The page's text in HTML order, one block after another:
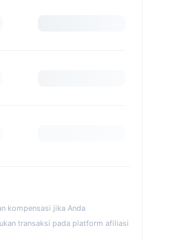
kompensasi jika Anda
transaksi pada platform afiliasi